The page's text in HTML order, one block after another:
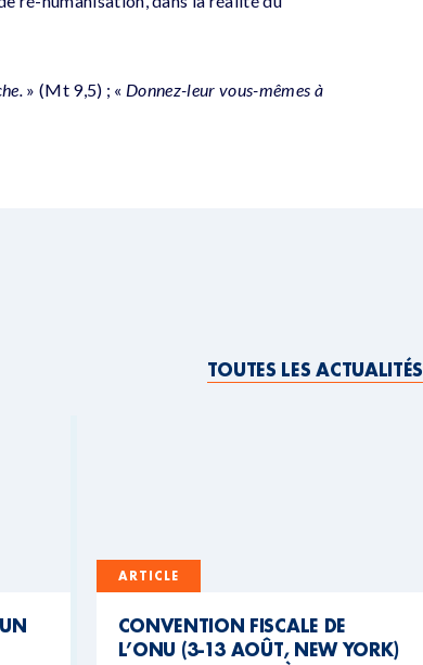
» (Mt 9,5) ; « Donnez-leur vous-mêmes à
TOUTES LES ACTUALITÉS
ARTICLE
CONVENTION FISCALE DE
L’ONU (3-13 AOÛT, NEW YORK)